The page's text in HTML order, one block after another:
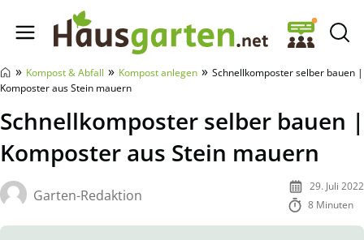
Hausgarten.net
» Kompost & Abfall » Kompost anlegen » Schnellkomposter selber bauen |
Komposter aus Stein mauern
Schnellkomposter selber bauen |
Komposter aus Stein mauern
Garten-Redaktion
29. Juli 2022
8 Minuten